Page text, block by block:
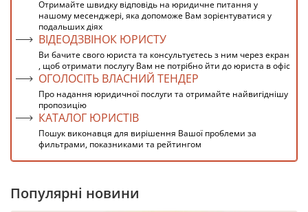
Отримайте швидку відповідь на юридичне питання у
нашому месенджері, яка допоможе Вам зорієнтуватися у
подальших діях
ВІДЕОДЗВІНОК ЮРИСТУ
Ви бачите свого юриста та консультуєтесь з ним через екран
, щоб отримати послугу Вам не потрібно йти до юриста в офіс
ОГОЛОСІТЬ ВЛАСНИЙ ТЕНДЕР
Про надання юридичної послуги та отримайте найвигіднішу
пропозицію
КАТАЛОГ ЮРИСТІВ
Пошук виконавця для вирішення Вашої проблеми за
фильтрами, показниками та рейтингом
Популярні новини